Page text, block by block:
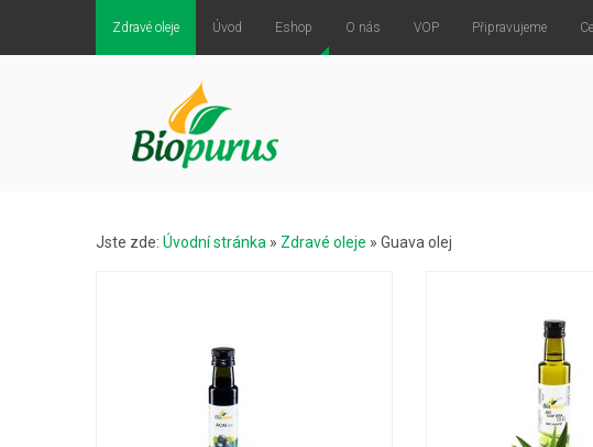
Zdravé oleje Úvod Eshop O nás VOP Připravujeme
Jste zde: Úvodní stránka » Zdravé oleje » Guava olej